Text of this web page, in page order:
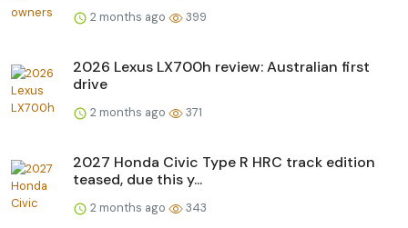
2 months ago 399
2026 Lexus LX700h review: Australian first
drive
2 months ago 371
2027 Honda Civic Type R HRC track edition
teased, due this y...
2 months ago 343